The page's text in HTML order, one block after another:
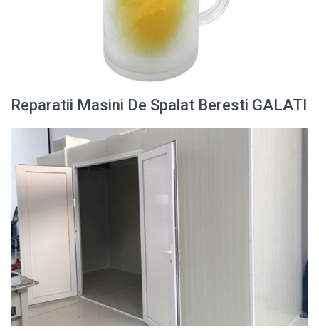
Reparatii Masini De Spalat Beresti GALATI